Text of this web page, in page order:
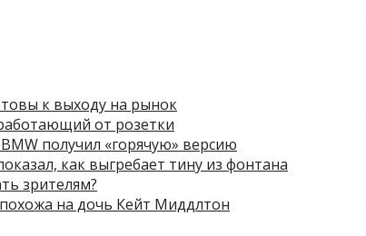
к выходу на рынок
от розетки
получил «горячую» версию
как выгребает тину из фонтана
зрителям?
на дочь Кейт Миддлтон